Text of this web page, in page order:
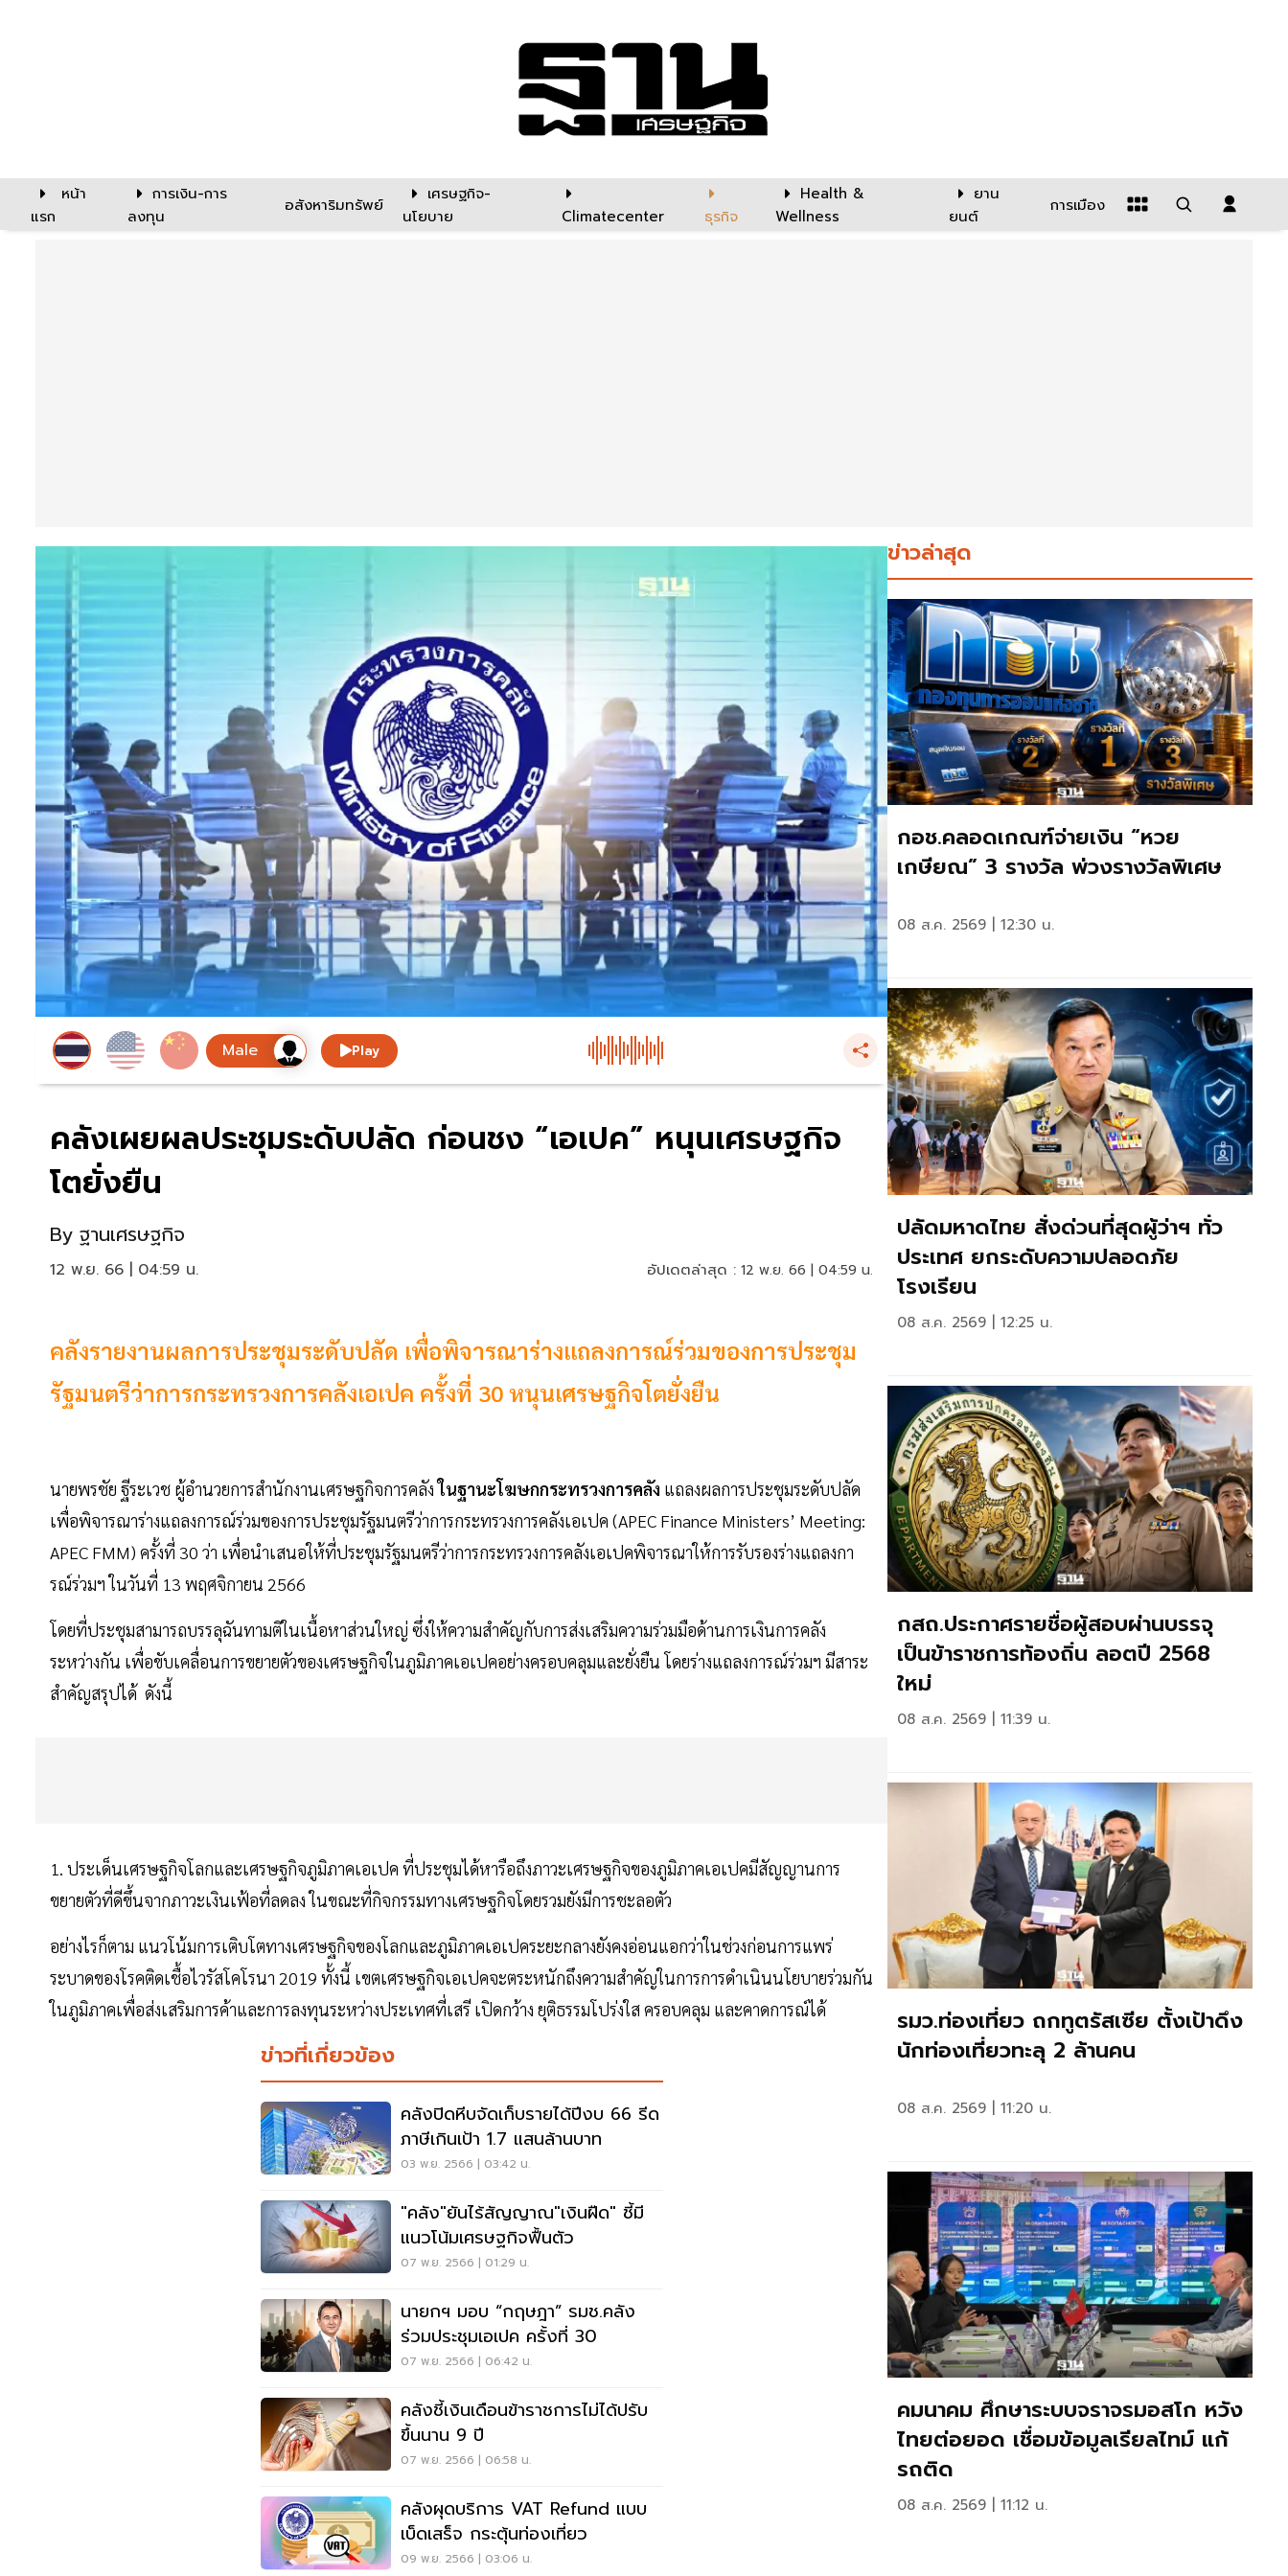
หน้า
แรก
การเงิน-การ
ลงทุน
อสังหาริมทรัพย์
เศรษฐกิจ-
นโยบาย
Climatecenter ธุรกิจ
Health &
Wellness
ยาน
ยนต์
การเมือง
Play
คลังเผยผลประชุมระดับปลัด ก่อนชง “เอเปค” หนุนเศรษฐกิจ
โตยั่งยืน
By ฐานเศรษฐกิจ
12 พ.ย. 66 | 04:59 น. อัปเดตล่าสุด : 12 พ.ย. 66 | 04:59 น.
คลังรายงานผลการประชุมระดับปลัด เพื่อพิจารณาร่างแถลงการณ์ร่วมของการประชุม
รัฐมนตรีว่าการกระทรวงการคลังเอเปค ครั้งที่ 30 หนุนเศรษฐกิจโตยั่งยืน
นายพรชัย ฐีระเวช ผู้อำนวยการสำนักงานเศรษฐกิจการคลังในฐานะโฆษกกระทรวงการคลัง แถลงผลการประชุมระดับปลัด
เพื่อพิจารณาร่างแถลงการณ์ร่วมของการประชุมรัฐมนตรีว่าการกระทรวงการคลังเอเปค (APEC Finance Ministers’ Meeting:
APEC FMM) ครั้งที่ 30 ว่า เพื่อนำเสนอให้ที่ประชุมรัฐมนตรีว่าการกระทรวงการคลังเอเปคพิจารณาให้การรับรองร่างแถลงกา
รณ์ร่วมฯ ในวันที่ 13 พฤศจิกายน 2566
โดยที่ประชุมสามารถบรรลุฉันทามติในเนื้อหาส่วนใหญ่ ซึ่งให้ความสำคัญกับการส่งเสริมความร่วมมือด้านการเงินการคลัง
ระหว่างกัน เพื่อขับเคลื่อนการขยายตัวของเศรษฐกิจในภูมิภาคเอเปคอย่างครอบคลุมและยั่งยืน โดยร่างแถลงการณ์ร่วมฯ มีสาระ
สำคัญสรุปได้ ดังนี้
1. ประเด็นเศรษฐกิจโลกและเศรษฐกิจภูมิภาคเอเปค ที่ประชุมได้หารือถึงภาวะเศรษฐกิจของภูมิภาคเอเปคมีสัญญานการ
ขยายตัวที่ดีขึ้นจากภาวะเงินเฟ้อที่ลดลง ในขณะที่กิจกรรมทางเศรษฐกิจโดยรวมยังมีการชะลอตัว
อย่างไรก็ตาม แนวโน้มการเติบโตทางเศรษฐกิจของโลกและภูมิภาคเอเปคระยะกลางยังคงอ่อนแอกว่าในช่วงก่อนการแพร่
ระบาดของโรคติดเชื้อไวรัสโคโรนา 2019 ทั้งนี้ เขตเศรษฐกิจเอเปคจะตระหนักถึงความสำคัญในการการดำเนินนโยบายร่วมกัน
ในภูมิภาคเพื่อส่งเสริมการค้าและการลงทุนระหว่างประเทศที่เสรี เปิดกว้าง ยุติธรรมโปร่งใส ครอบคลุม และคาดการณ์ได้
ข่าวที่เกี่ยวข้อง
คลังปิดหีบจัดเก็บรายได้ปีงบ 66 รีด
ภาษีเกินเป้า 1.7 แสนล้านบาท
03 พ.ย. 2566 | 03:42 น.
"คลัง"ยันไร้สัญญาณ"เงินฝืด" ชี้มี
แนวโน้มเศรษฐกิจฟื้นตัว
07 พ.ย. 2566 | 01:29 น.
นายกฯ มอบ “กฤษฎา” รมช.คลัง
ร่วมประชุมเอเปค ครั้งที่ 30
07 พ.ย. 2566 | 06:42 น.
คลังชี้เงินเดือนข้าราชการไม่ได้ปรับ
ขึ้นนาน 9 ปี
07 พ.ย. 2566 | 06:58 น.
คลังผุดบริการ VAT Refund แบบ
เบ็ดเสร็จ กระตุ้นท่องเที่ยว
09 พ.ย. 2566 | 03:06 น.
ข่าวล่าสุด
กอช.คลอดเกณฑ์จ่ายเงิน “หวย
เกษียณ” 3 รางวัล พ่วงรางวัลพิเศษ
08 ส.ค. 2569 | 12:30 น.
ปลัดมหาดไทย สั่งด่วนที่สุดผู้ว่าฯ ทั่ว
ประเทศ ยกระดับความปลอดภัย
โรงเรียน
08 ส.ค. 2569 | 12:25 น.
กสถ.ประกาศรายชื่อผู้สอบผ่านบรรจุ
เป็นข้าราชการท้องถิ่น ลอตปี 2568
ใหม่
08 ส.ค. 2569 | 11:39 น.
รมว.ท่องเที่ยว ถกทูตรัสเซีย ตั้งเป้าดึง
นักท่องเที่ยวทะลุ 2 ล้านคน
08 ส.ค. 2569 | 11:20 น.
คมนาคม ศึกษาระบบจราจรมอสโก หวัง
ไทยต่อยอด เชื่อมข้อมูลเรียลไทม์ แก้
รถติด
08 ส.ค. 2569 | 11:12 น.